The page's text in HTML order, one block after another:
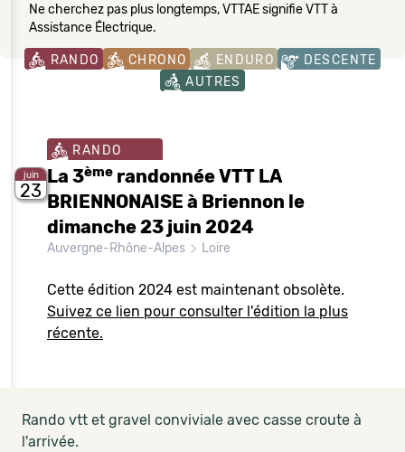
Ne cherchez pas plus longtemps, VTTAE signifie VTT à
Assistance Électrique.
RANDO CHRONO ENDURO
DESCENTE
AUTRES
juin
23
RANDO
La 3ème randonnée VTT LA
BRIENNONAISE à Briennon le
dimanche 23 juin 2024
Auvergne-Rhône-Alpes Loire
Cette édition 2024 est maintenant obsolète.
Suivez ce lien pour consulter l'édition la plus
récente.
Rando vtt et gravel conviviale avec casse croute à
l'arrivée.